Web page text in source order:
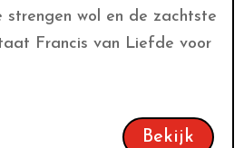
strengen wol en de zachtste
Francis van Liefde voor
Bekijk